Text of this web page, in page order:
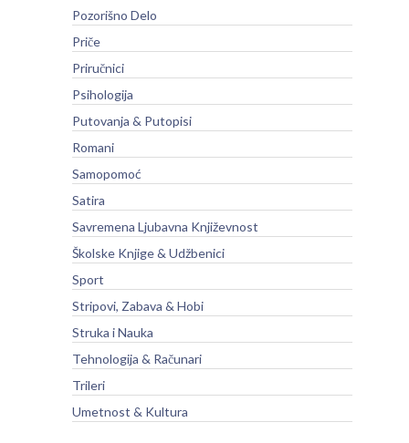
Pozorišno Delo
Priče
Priručnici
Psihologija
Putovanja & Putopisi
Romani
Samopomoć
Satira
Savremena Ljubavna Književnost
Školske Knjige & Udžbenici
Sport
Stripovi, Zabava & Hobi
Struka i Nauka
Tehnologija & Računari
Trileri
Umetnost & Kultura